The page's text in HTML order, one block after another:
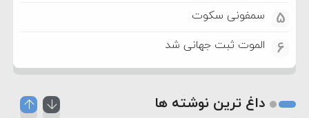
5 سمفونی سکوت
6 الموت ثبت جهانی شد
داغ ترین نوشته ها